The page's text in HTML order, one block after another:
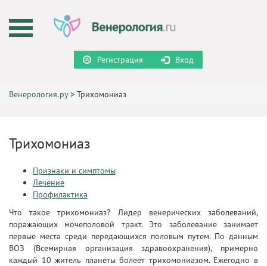
Регистрация Вход
Венерология.ру> Трихомониаз
Трихомониаз
Признаки и симптомы
Лечение
Профилактика
Что такое трихомониаз? Лидер венерических заболеваний,
поражающих мочеполовой тракт. Это заболевание занимает
первые места среди передающихся половым путем. По данным
ВОЗ (Всемирная организация здравоохранения), примерно
каждый 10 житель планеты болеет трихомониазом. Ежегодно в